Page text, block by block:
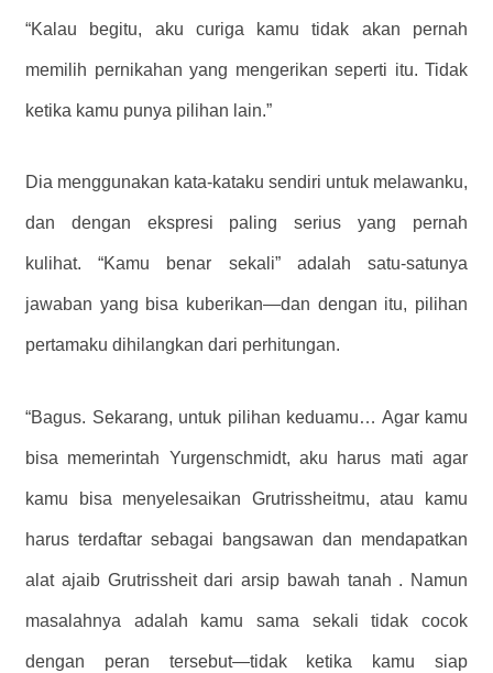
“Kalau begitu, aku curiga kamu tidak akan pernah
memilih pernikahan yang mengerikan seperti itu. Tidak
ketika kamu punya pilihan lain.”
Dia menggunakan kata-kataku sendiri untuk melawanku,
dan dengan ekspresi paling serius yang pernah
kulihat. “Kamu benar sekali” adalah satu-satunya
jawaban yang bisa kuberikan—dan dengan itu, pilihan
pertamaku dihilangkan dari perhitungan.
“Bagus. Sekarang, untuk pilihan keduamu… Agar kamu
bisa memerintah Yurgenschmidt, aku harus mati agar
kamu bisa menyelesaikan Grutrissheitmu, atau kamu
harus terdaftar sebagai bangsawan dan mendapatkan
alat ajaib Grutrissheit dari arsip bawah tanah . Namun
masalahnya adalah kamu sama sekali tidak cocok
dengan peran tersebut—tidak ketika kamu siap